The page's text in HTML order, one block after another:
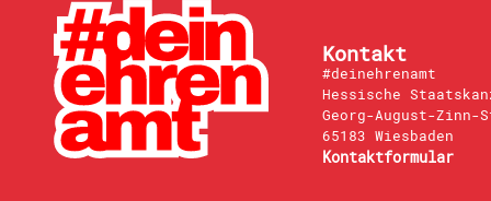
Kontakt
#deinehrenamt
Hessische
Georg-August-Zinn-
65183 Wiesbaden
Kontaktformular